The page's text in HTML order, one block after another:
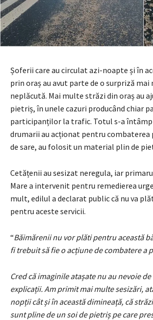
Șoferii care au circulat azi-noapte și în
prin oraș au avut parte de o surpriză
neplăcută. Mai multe străzi din oraș au
pietriș, în unele cazuri producând chiar
participanților la trafic. Totul s-a
drumarii au acționat pentru combaterea
de sare, au folosit un material plin de
Cetățenii au sesizat neregula, iar
Mare a intervenit pentru remedierea
mult, edilul a declarat public că nu va
pentru aceste servicii.
“Băimărenii nu vor plăti pentru această
fi trebuit să fie o acțiune de combatere a
Cred că imaginile atașate nu au nevoie
explicații. Am primit mai multe sesizări,
nopții cât și în această dimineață, că
sunt pline de un soi de pietriș pe care